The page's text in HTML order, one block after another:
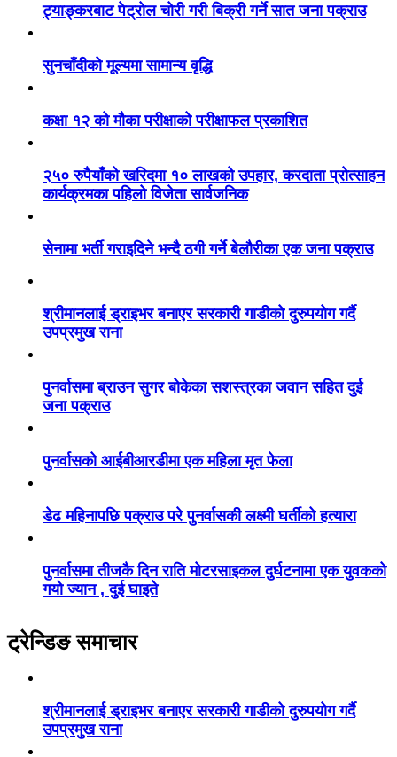
ट्याङ्करबाट पेट्रोल चोरी गरी बिक्री गर्ने सात जना पक्राउ
सुनचाँदीको मूल्यमा सामान्य वृद्धि
कक्षा १२ को मौका परीक्षाको परीक्षाफल प्रकाशित
२५० रुपैयाँको खरिदमा १० लाखको उपहार, करदाता प्रोत्साहन
कार्यक्रमका पहिलो विजेता सार्वजनिक
सेनामा भर्ती गराइदिने भन्दै ठगी गर्ने बेलौरीका एक जना पक्राउ
श्रीमानलाई ड्राइभर बनाएर सरकारी गाडीको दुरुपयोग गर्दै
उपप्रमुख राना
पुनर्वासमा ब्राउन सुगर बोकेका सशस्त्रका जवान सहित दुई
जना पक्राउ
पुनर्वासको आईबीआरडीमा एक महिला मृत फेला
डेढ महिनापछि पक्राउ परे पुनर्वासकी लक्ष्मी घर्तीको हत्यारा
पुनर्वासमा तीजकै दिन राति मोटरसाइकल दुर्घटनामा एक युवकको
गयो ज्यान , दुई घाइते
ट्रेन्डिङ समाचार
श्रीमानलाई ड्राइभर बनाएर सरकारी गाडीको दुरुपयोग गर्दै
उपप्रमुख राना